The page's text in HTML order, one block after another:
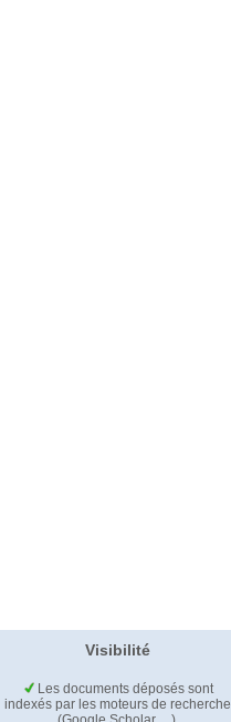
Visibilité
Les documents déposés sont
indexés par les moteurs de recherche